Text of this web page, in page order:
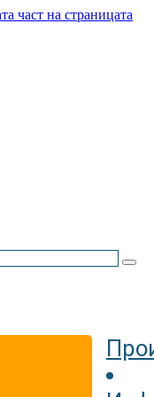
част на страницата